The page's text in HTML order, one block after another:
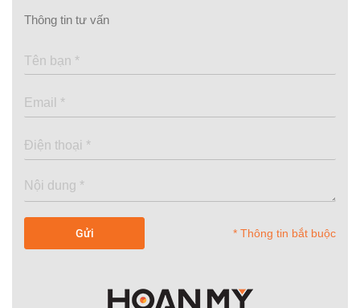
Thông tin tư vấn
* Thông tin bắt buộc